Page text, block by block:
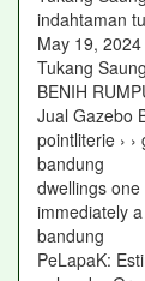
indahtaman
May 19,
Tukang
BENIH
Jual Gazebo
pointliterie ›
bandung
dwellings
immediately
bandung
PeLapaK: